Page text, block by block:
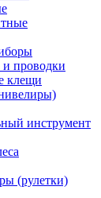
и проводки
клещи
инструмент
(рулетки)